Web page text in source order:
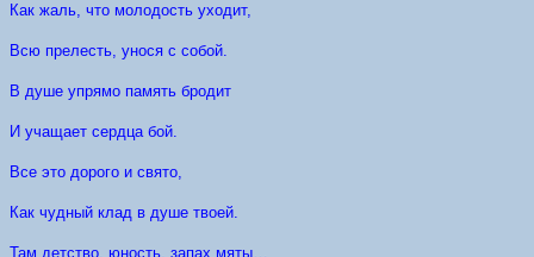
Как жаль, что молодость уходит,
Всю прелесть, унося с собой.
В душе упрямо память бродит
И учащает сердца бой.
Все это дорого и свято,
Как чудный клад в душе твоей.
Там детство, юность, запах мяты…